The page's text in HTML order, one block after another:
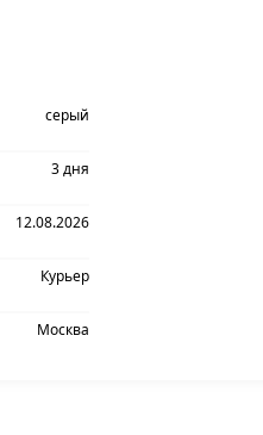
серый
3 дня
12.08.2026
Курьер
Москва